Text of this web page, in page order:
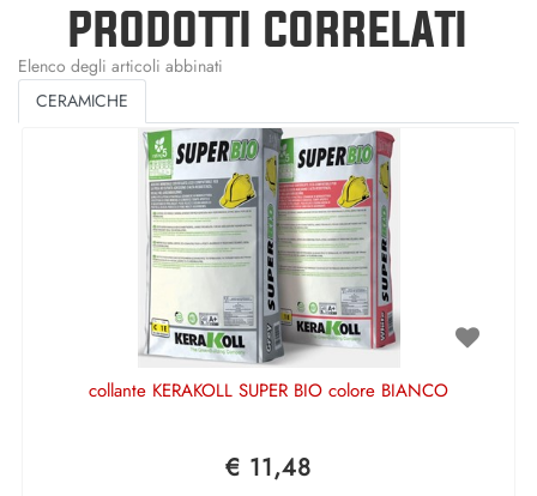
PRODOTTI CORRELATI
Elenco degli articoli abbinati
CERAMICHE
collante KERAKOLL SUPER BIO colore BIANCO
€ 11,48